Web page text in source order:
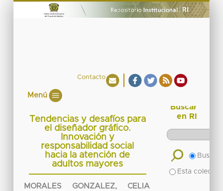
Contacto
Menú
Tendencias y desafíos para
el diseñador gráfico.
Innovación y
responsabilidad social
hacia la atención de
adultos mayores
MORALES GONZALEZ, CELIA
Buscar
en RI
Buscar
Esta